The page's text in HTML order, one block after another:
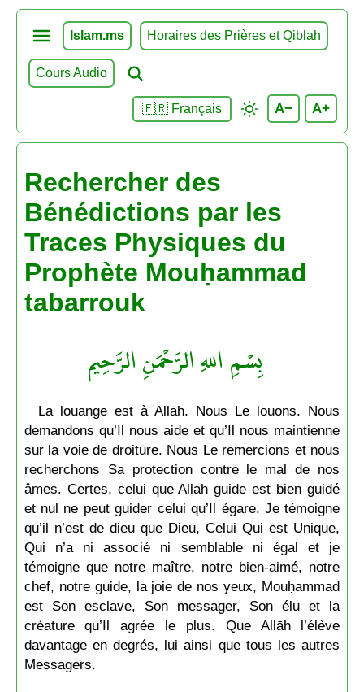
Islam.ms Horaires des Prières et Qiblah
Cours Audio
🇫🇷 Français A− A+
Rechercher des
Bénédictions par les
Traces Physiques du
Prophète Mouḥammad
tabarrouk
بِسْمِ اللهِ الرَّحْمَنِ الرَّحِيم
La louange est à Allāh. Nous Le louons. Nous
demandons qu’Il nous aide et qu’Il nous maintienne
sur la voie de droiture. Nous Le remercions et nous
recherchons Sa protection contre le mal de nos
âmes. Certes, celui que Allāh guide est bien guidé
et nul ne peut guider celui qu’Il égare. Je témoigne
qu’il n’est de dieu que Dieu, Celui Qui est Unique,
Qui n’a ni associé ni semblable ni égal et je
témoigne que notre maître, notre bien-aimé, notre
chef, notre guide, la joie de nos yeux, Mouḥammad
est Son esclave, Son messager, Son élu et la
créature qu’Il agrée le plus. Que Allāh l’élève
davantage en degrés, lui ainsi que tous les autres
Messagers.